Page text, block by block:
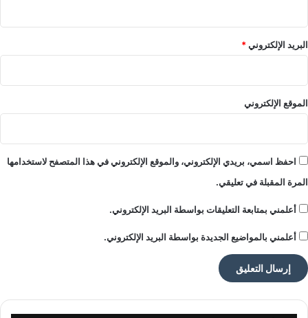
البريد الإلكتروني*
الموقع الإلكتروني
احفظ اسمي، بريدي الإلكتروني، والموقع الإلكتروني في هذا المتصفح لاستخدامها
المرة المقبلة في تعليقي.
أعلمني بمتابعة التعليقات بواسطة البريد الإلكتروني.
أعلمني بالمواضيع الجديدة بواسطة البريد الإلكتروني.